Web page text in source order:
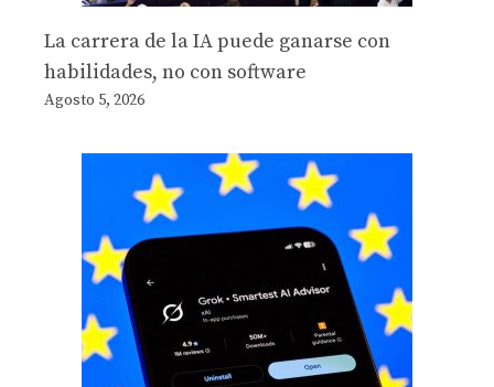
La carrera de la IA puede ganarse con
habilidades, no con software
Agosto 5, 2026